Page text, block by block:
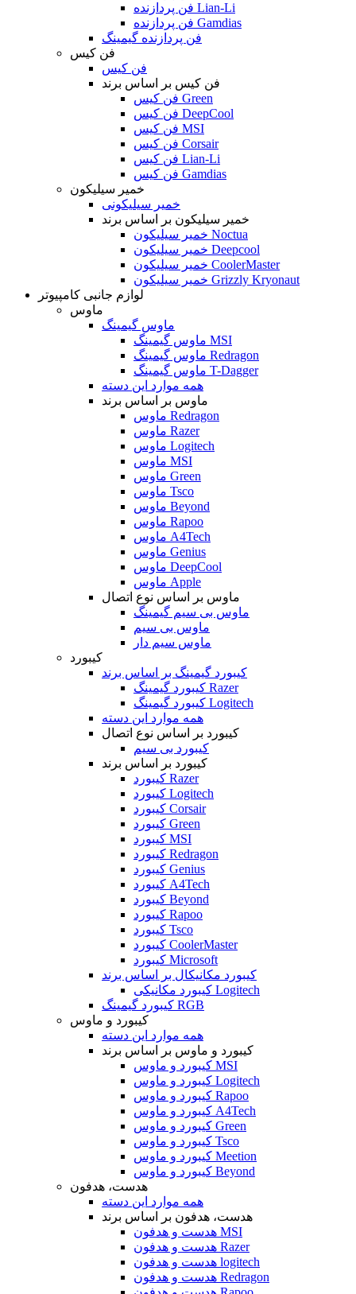
فن پردازنده Lian-Li
فن پردازنده Gamdias
فن پردازنده گیمینگ
فن کیس
فن کیس
فن کیس بر اساس برند
فن کیس Green
فن کیس DeepCool
فن کیس MSI
فن کیس Corsair
فن کیس Lian-Li
فن کیس Gamdias
خمیر سیلیکون
خمیر سیلیکونی
خمیر سیلیکون بر اساس برند
خمیر سیلیکون Noctua
خمیر سیلیکون Deepcool
خمیر سیلیکون CoolerMaster
خمیر سیلیکون Grizzly Kryonaut
لوازم جانبی کامپیوتر
ماوس
ماوس گیمینگ
ماوس گیمینگ MSI
ماوس گیمینگ Redragon
ماوس گیمینگ T-Dagger
همه موارد این دسته
ماوس بر اساس برند
ماوس Redragon
ماوس Razer
ماوس Logitech
ماوس MSI
ماوس Green
ماوس Tsco
ماوس Beyond
ماوس Rapoo
ماوس A4Tech
ماوس Genius
ماوس DeepCool
ماوس Apple
ماوس بر اساس نوع اتصال
ماوس بی سیم گیمینگ
ماوس بی سیم
ماوس سیم دار
کیبورد
کیبورد گیمینگ بر اساس برند
کیبورد گیمینگ Razer
کیبورد گیمینگ Logitech
همه موارد این دسته
کیبورد بر اساس نوع اتصال
کیبورد بی سیم
کیبورد بر اساس برند
کیبورد Razer
کیبورد Logitech
کیبورد Corsair
کیبورد Green
کیبورد MSI
کیبورد Redragon
کیبورد Genius
کیبورد A4Tech
کیبورد Beyond
کیبورد Rapoo
کیبورد Tsco
کیبورد CoolerMaster
کیبورد Microsoft
کیبورد مکانیکال بر اساس برند
کیبورد مکانیکی Logitech
کیبورد گیمینگ RGB
کیبورد و ماوس
همه موارد این دسته
کیبورد و ماوس بر اساس برند
کیبورد و ماوس MSI
کیبورد و ماوس Logitech
کیبورد و ماوس Rapoo
کیبورد و ماوس A4Tech
کیبورد و ماوس Green
کیبورد و ماوس Tsco
کیبورد و ماوس Meetion
کیبورد و ماوس Beyond
هدست، هدفون
همه موارد این دسته
هدست، هدفون بر اساس برند
هدست و هدفون MSI
هدست و هدفون Razer
هدست و هدفون logitech
هدست و هدفون Redragon